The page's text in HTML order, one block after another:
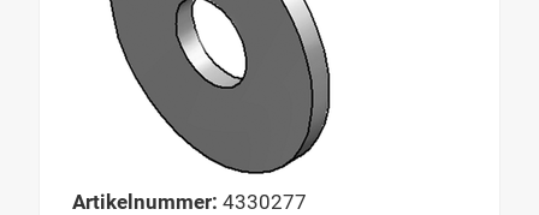
Artikelnummer: 4330277